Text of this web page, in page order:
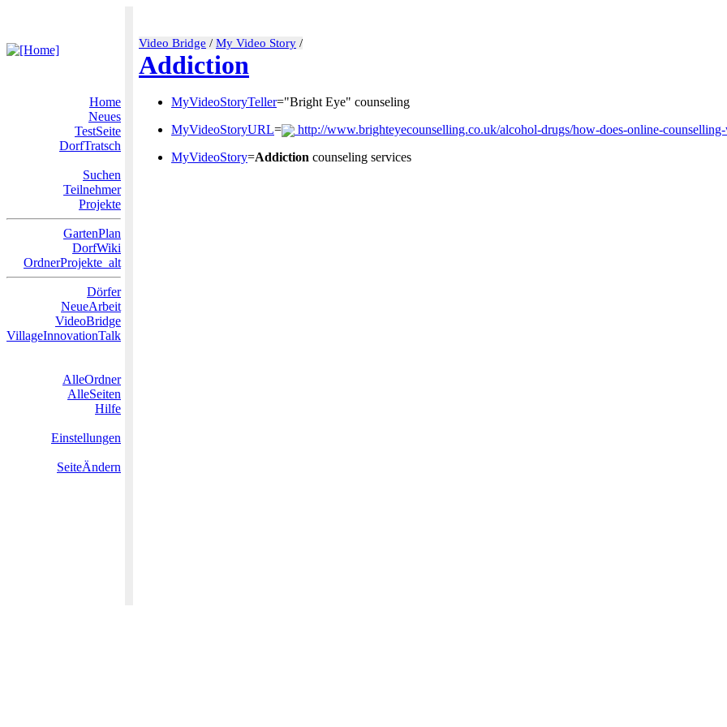
Video Bridge / My Video Story /
Addiction
Home
Neues
TestSeite
DorfTratsch
Suchen
Teilnehmer
Projekte
GartenPlan
DorfWiki
OrdnerProjekte_alt
Dörfer
NeueArbeit
VideoBridge
VillageInnovationTalk
AlleOrdner
AlleSeiten
Hilfe
Einstellungen
SeiteÄndern
MyVideoStoryTeller="Bright Eye" counseling
MyVideoStoryURL=
http://www.brighteyecounselling.co.uk/alcohol-drugs/how-does-online-
MyVideoStory=Addiction counseling services